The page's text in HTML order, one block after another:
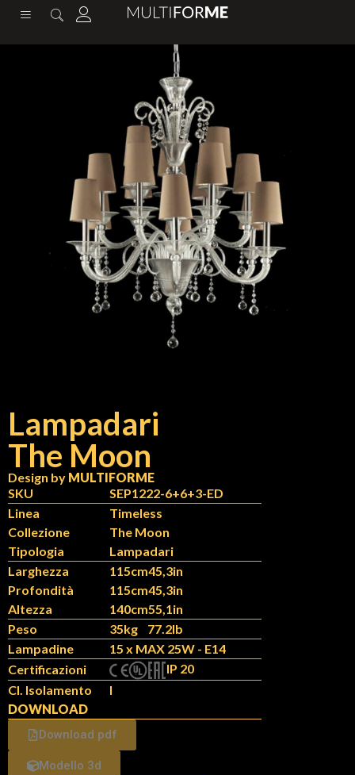
contenuto
The Moon
Design by MULTIFORME
Lampadari
SKU
SEP1222-6+6+3-ED
Linea
Timeless
Collezione
The Moon
Tipologia
Lampadari
Larghezza
115cm45,3in
Profondità
115cm45,3in
Altezza
140cm55,1in
Peso
35kg
77.2lb
Lampadine
15 x MAX 25W - E14
Certificazioni
IP 20
Cl. Isolamento
I
DOWNLOAD
Download pdf
Modello 3d